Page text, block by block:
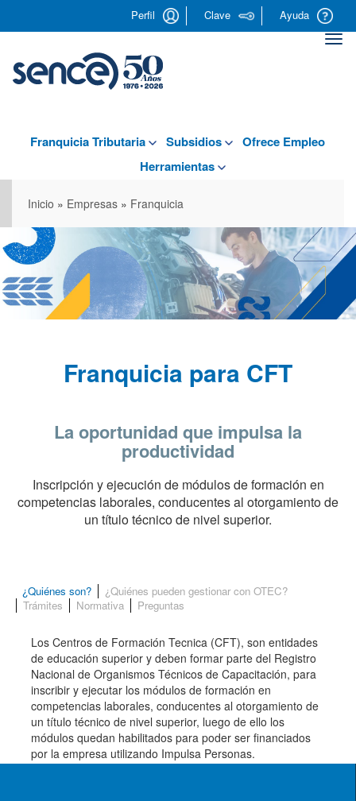
Perfil Clave Ayuda
Franquicia Tributaria Subsidios
Ofrece Empleo
Herramientas
Inicio » Empresas » Franquicia
Franquicia para CFT
La oportunidad que impulsa la
productividad
Inscripción y ejecución de módulos de formación en
competencias laborales, conducentes al otorgamiento de
un título técnico de nivel superior.
¿Quiénes son?
¿Quiénes pueden gestionar con OTEC?
Trámites
Normativa Preguntas
Los Centros de Formación Tecnica (CFT), son entidades
de educación superior y deben formar parte del Registro
Nacional de Organismos Técnicos de Capacitación, para
inscribir y ejecutar los módulos de formación en
competencias laborales, conducentes al otorgamiento de
un título técnico de nivel superior, luego de ello los
módulos quedan habilitados para poder ser financiados
por la empresa utilizando Impulsa Personas.